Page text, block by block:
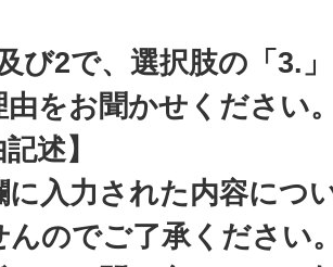
び2で、選択肢の「3.
由をお聞かせください
記述】
に入力された内容につ
んのでご了承ください